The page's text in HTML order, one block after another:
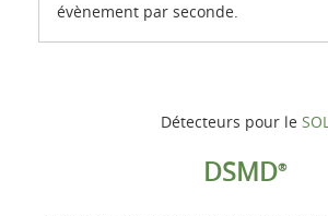
Détecteurs pour le
DSMD®
évènement par seconde.